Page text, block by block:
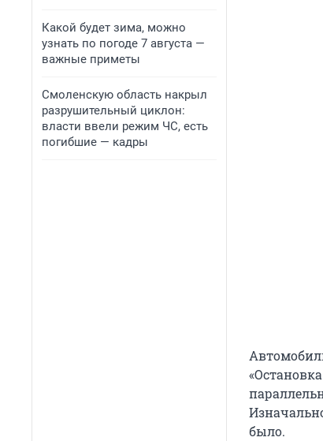
Какой будет зима, можно
узнать по погоде 7 августа —
важные приметы
Смоленскую область накрыл
разрушительный циклон:
власти ввели режим ЧС, есть
погибшие — кадры
было.